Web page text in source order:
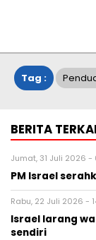
Tag :
BERITA
Jumat, 31 Juli 2026 -
PM Israel
Rabu, 22 Juli 2026 -
Israel larang
sendiri